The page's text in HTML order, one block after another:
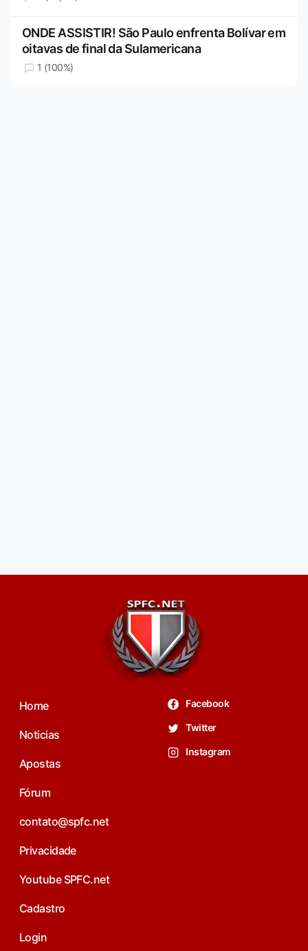
ONDE ASSISTIR! São Paulo enfrenta Bolívar em
oitavas de final da Sulamericana
1 (100%)
Home
Noticias
Apostas
Fórum
contato@spfc.net
Privacidade
Youtube SPFC.net
Cadastro
Login
Facebook
Twitter
Instagram